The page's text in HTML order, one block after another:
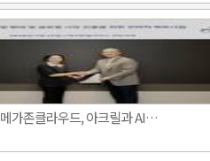
메가존클라우드, 아크릴과 AI…